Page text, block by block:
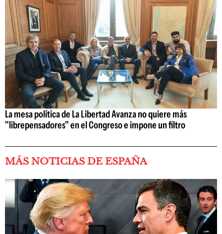
La mesa política de La Libertad Avanza no quiere más
"librepensadores" en el Congreso e impone un filtro
MÁS NOTICIAS DE ESPAÑA